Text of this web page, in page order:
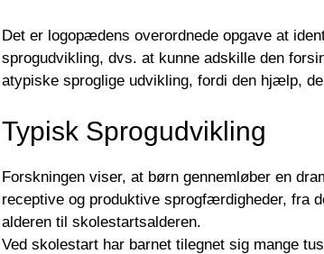
Det er logopædens overordnede opgave at
sprogudvikling, dvs. at kunne adskille den
atypiske sproglige udvikling, fordi den hjælp,
Typisk Sprogudvikling
Forskningen viser, at børn gennemløber en
receptive og produktive sprogfærdigheder, fra
alderen til skolestartsalderen.
Ved skolestart har barnet tilegnet sig mange